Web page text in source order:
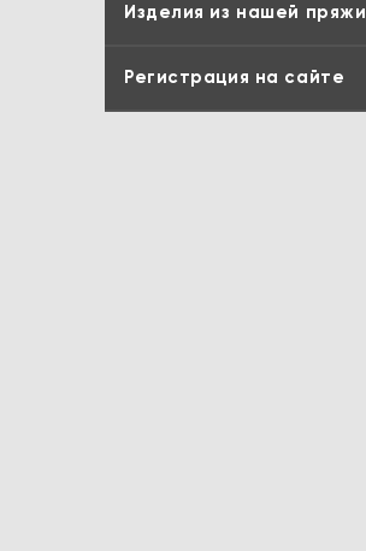
Изделия из нашей пряжи
Регистрация на сайте